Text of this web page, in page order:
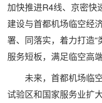
加快推进R4线、京密快
建设与首都机场临空经
署、同落实，着力打造
服务短板，满足临空高
未来，首都机场临空
试验区和国家服务业扩